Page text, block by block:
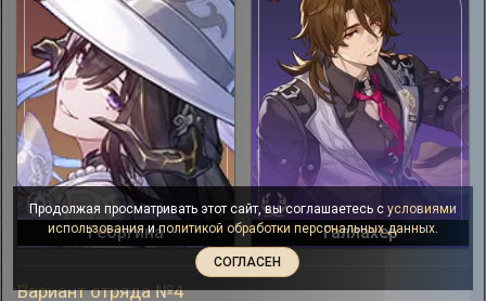
Георгина Галлахер
Вариант отряда №4
Продолжая просматривать этот сайт, вы соглашаетесь с условиями
использованияиполитикой обработки персональных данных.
СОГЛАСЕН